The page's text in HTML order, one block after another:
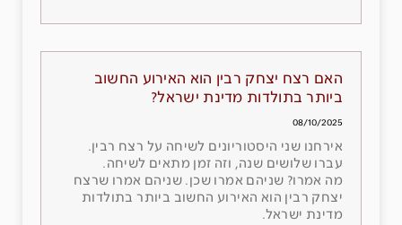
האם רצח יצחק רבין הוא האירוע החשוב
ביותר בתולדות מדינת ישראל?
08/10/2025
אירחנו שני היסטוריונים לשיחה על רצח רבין.
עברו שלושים שנה, וזה זמן מתאים לשיחה.
מה אמרו? שניהם אמרו שכן. שניהם אמרו שרצח
יצחק רבין הוא האירוע החשוב ביותר בתולדות
מדינת ישראל.